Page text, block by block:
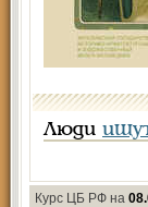
Люди
Курс ЦБ РФ на